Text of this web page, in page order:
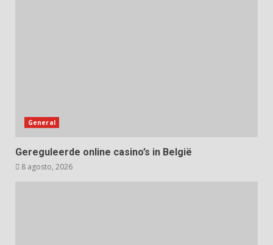
General
Gereguleerde online casino’s in België
8 agosto, 2026